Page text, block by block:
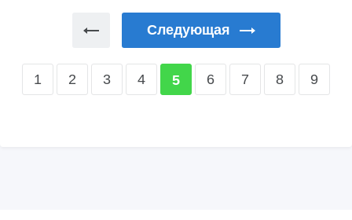
Следующая
1 2 3 4 5 6 7 8 9